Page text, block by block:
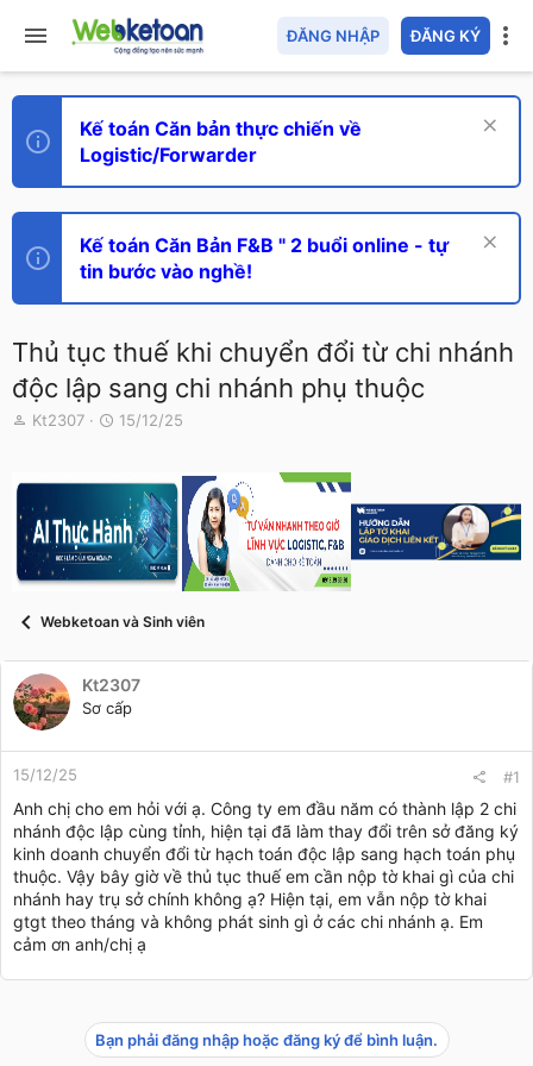
ĐĂNG NHẬP ĐĂNG KÝ
Kế toán Căn bản thực chiến về
Logistic/Forwarder
Kế toán Căn Bản F&B " 2 buổi online - tự
tin bước vào nghề!
Thủ tục thuế khi chuyển đổi từ chi nhánh
độc lập sang chi nhánh phụ thuộc
T
e
a
d
s
a
r
Kt2307
N
y
ử
i
15/12/25
Webketoan và Sinh viên
Kt2307
Sơ cấp
15/12/25 #1
Anh chị cho em hỏi với ạ. Công ty em đầu năm có thành lập 2 chi
nhánh độc lập cùng tỉnh, hiện tại đã làm thay đổi trên sở đăng ký
kinh doanh chuyển đổi từ hạch toán độc lập sang hạch toán phụ
thuộc. Vậy bây giờ về thủ tục thuế em cần nộp tờ khai gì của chi
nhánh hay trụ sở chính không ạ? Hiện tại, em vẫn nộp tờ khai
gtgt theo tháng và không phát sinh gì ở các chi nhánh ạ. Em
cảm ơn anh/chị ạ
Bạn phải đăng nhập hoặc đăng ký để bình luận.